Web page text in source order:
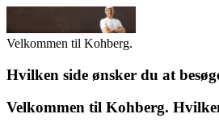
Velkommen til Kohberg.
Hvilken side ønsker du at
Velkommen til Kohberg.